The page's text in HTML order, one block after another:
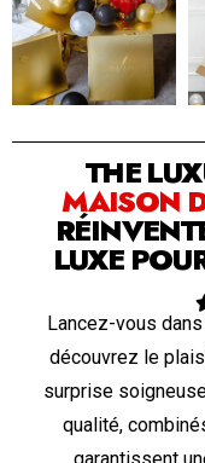
SOLUTION
THE
MAISON
LUXE
Lancez-vous
découvrez le
surprise
qualité,
garantissent